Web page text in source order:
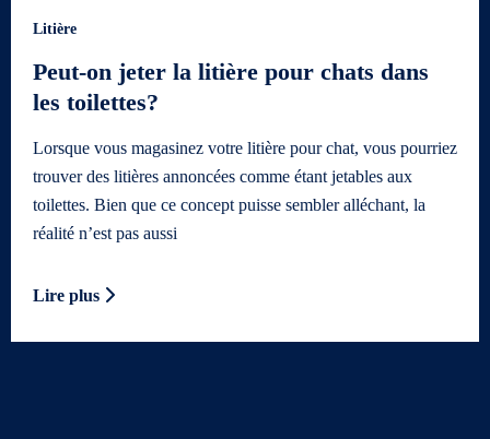
Litière
Peut-on jeter la litière pour chats dans
les toilettes?
Lorsque vous magasinez votre litière pour chat, vous pourriez
trouver des litières annoncées comme étant jetables aux
toilettes. Bien que ce concept puisse sembler alléchant, la
réalité n’est pas aussi
Lire plus